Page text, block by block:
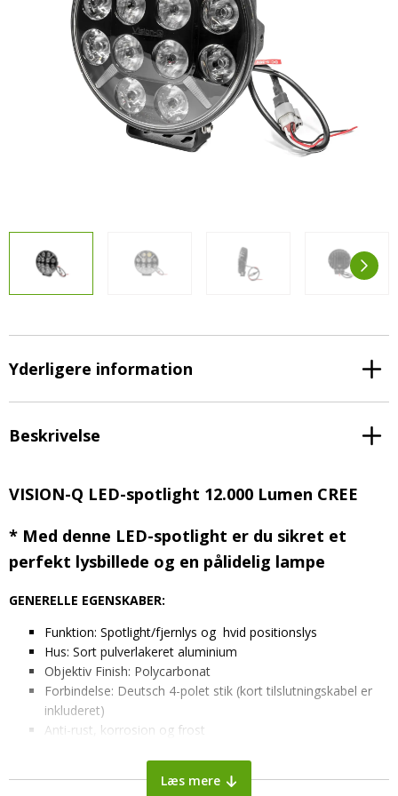
Stik, kabelbindere og relæer til traktor
og landbrug
Agroled Blog
FAQs – Ofte stillede spørgsmål
info@agroled.dk
LED-armaturer og LED-værkstedslys
Stik, kabelbindere og relæer til traktor og
landbrug
Yderligere information
Beskrivelse
VISION-Q LED-spotlight 12.000 Lumen CREE
* Med denne LED-spotlight er du sikret et
perfekt lysbillede og en pålidelig lampe
GENERELLE EGENSKABER:
Funktion: Spotlight/fjernlys og hvid positionslys
Hus: Sort pulverlakeret aluminium
Objektiv Finish: Polycarbonat
Forbindelse: Deutsch 4-polet stik (kort tilslutningskabel er
inkluderet)
Anti-rust, korrosion og frost
IP-klassificering : IP68 støv og vandtæt
Læs mere